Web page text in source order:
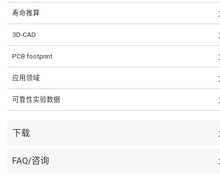
寿命推算
3D-CAD
PCB footprint
应用领域
可靠性实验数据
下载
FAQ/咨询